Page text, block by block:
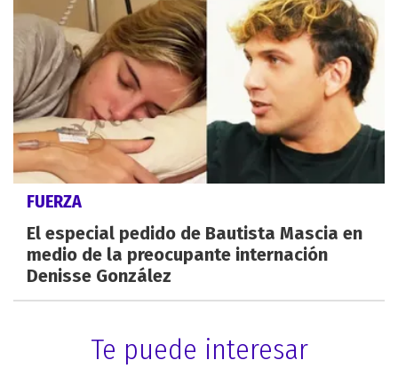
FUERZA
El especial pedido de Bautista Mascia en
medio de la preocupante internación
Denisse González
Te puede interesar